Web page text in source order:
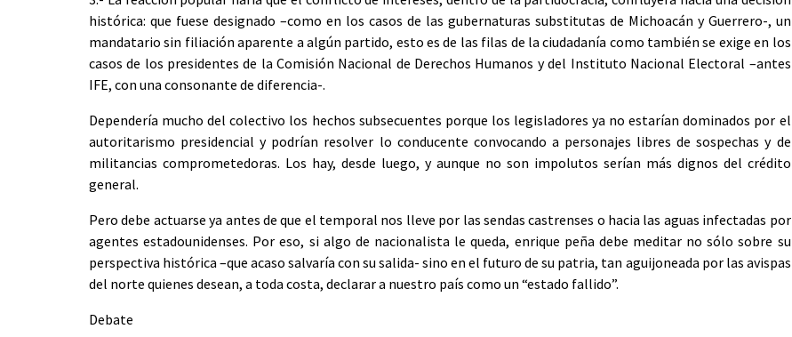
histórica: que fuese designado –como en los casos de las gubernaturas substitutas de Michoacán y Guerrero-, un
mandatario sin filiación aparente a algún partido, esto es de las filas de la ciudadanía como también se exige en los
casos de los presidentes de la Comisión Nacional de Derechos Humanos y del Instituto Nacional Electoral –antes
IFE, con una consonante de diferencia-.
Dependería mucho del colectivo los hechos subsecuentes porque los legisladores ya no estarían dominados por el
autoritarismo presidencial y podrían resolver lo conducente convocando a personajes libres de sospechas y de
militancias comprometedoras. Los hay, desde luego, y aunque no son impolutos serían más dignos del crédito
general.
Pero debe actuarse ya antes de que el temporal nos lleve por las sendas castrenses o hacia las aguas infectadas por
agentes estadounidenses. Por eso, si algo de nacionalista le queda, enrique peña debe meditar no sólo sobre su
perspectiva histórica –que acaso salvaría con su salida- sino en el futuro de su patria, tan aguijoneada por las avispas
del norte quienes desean, a toda costa, declarar a nuestro país como un “estado fallido”.
Debate